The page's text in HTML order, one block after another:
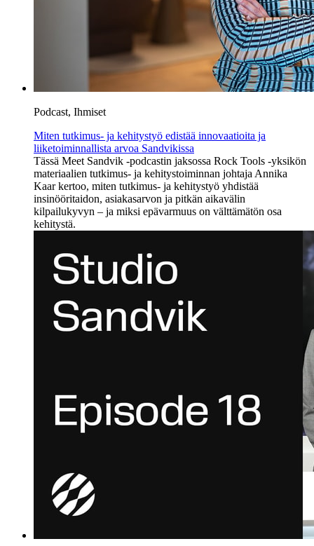
Podcast, Ihmiset
Miten tutkimus- ja kehitystyö edistää innovaatioita ja
liiketoiminnallista arvoa Sandvikissa
Tässä Meet Sandvik -podcastin jaksossa Rock Tools -yksikön
materiaalien tutkimus- ja kehitystoiminnan johtaja Annika
Kaar kertoo, miten tutkimus- ja kehitystyö yhdistää
insinööritaidon, asiakasarvon ja pitkän aikavälin
kilpailukyvyn – ja miksi epävarmuus on välttämätön osa
kehitystä.